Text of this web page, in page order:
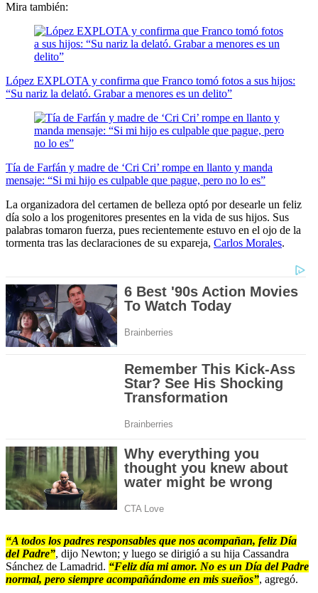
Mira también:
López EXPLOTA y confirma que Franco tomó fotos a sus hijos:
“Su nariz la delató. Grabar a menores es un delito”
Tía de Farfán y madre de ‘Cri Cri’ rompe en llanto y manda
mensaje: “Si mi hijo es culpable que pague, pero no lo es”
La organizadora del certamen de belleza optó por desearle un feliz
día solo a los progenitores presentes en la vida de sus hijos. Sus
palabras tomaron fuerza, pues recientemente estuvo en el ojo de la
tormenta tras las declaraciones de su expareja, Carlos Morales.
“A todos los padres responsables que nos acompañan, feliz Día
del Padre”, dijo Newton; y luego se dirigió a su hija Cassandra
Sánchez de Lamadrid. “Feliz día mi amor. No es un Día del Padre
normal, pero siempre acompañándome en mis sueños”, agregó.